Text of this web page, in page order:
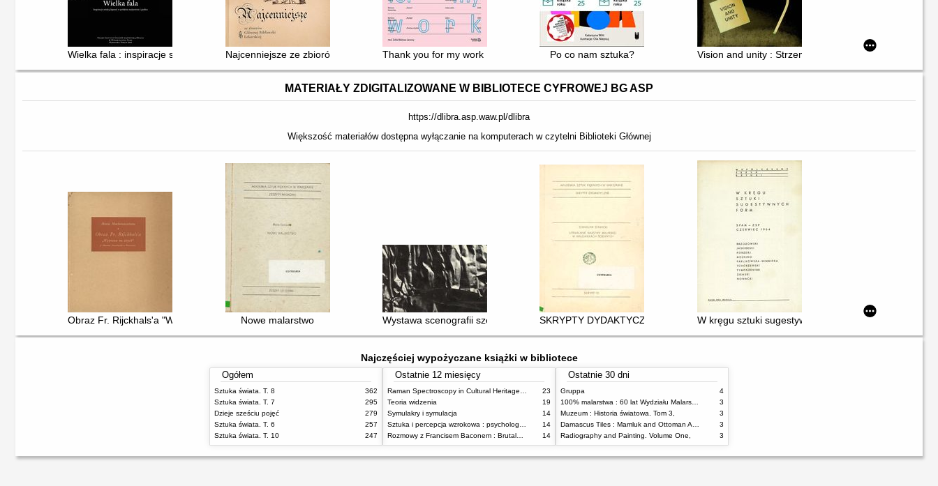
Wielka fala : inspiracje sztuką Japonii w polskim malarstwie i grafice
Najcenniejsze ze zbiorów Głównej Biblioteki LekarskiejThank you for my work : Olaf Brzeski, Hubert Czerepok, Kinga Dobosz, Monika Drożyńska, Andrea Fraser, Anna Ihle,
Po co nam sztuka? Vision and unity : Strzemiński - 1893-1952 - en 9
MATERIAŁY ZDIGITALIZOWANE W BIBLIOTECE CYFROWEJ BG ASP
https://dlibra.asp.waw.pl/dlibra
Większość materiałów dostępna wyłączanie na komputerach w czytelni Biblioteki Głównej
Obraz Fr. Rijckhals'a "Wyprawa na strych" w Muzeum Narodowym w Warszawie
Nowe malarstwo Wystawa scenografii szekspirowskiej Mariana Stańczak
SKRYPTY DYDAKTYCZNE. 10 W kręgu sztuki sugestywnych form
Najczęściej wypożyczane książki w bibliotece
Ogółem
Sztuka świata. T. 8
362
Sztuka świata. T. 7
295
Dzieje sześciu pojęć
279
Sztuka świata. T. 6
257
Sztuka świata. T. 10
247
Ostatnie 12 miesięcy
Raman Spectroscopy in Cultural Heritage Preservation
23
Teoria widzenia
19
Symulakry i symulacja
14
Sztuka i percepcja wzrokowa : psychologia twórczego oka
14
Rozmowy z Francisem Baconem : Brutalność faktu
14
Ostatnie 30 dni
Gruppa
4
100% malarstwa : 60 lat Wydziału Malarstwa ASP w Warszawie
3
Muzeum : Historia światowa. Tom 3,
3
Damascus Tiles : Mamluk and Ottoman Architectural Ceramics from Syria
3
Radiography and Painting. Volume One,
3